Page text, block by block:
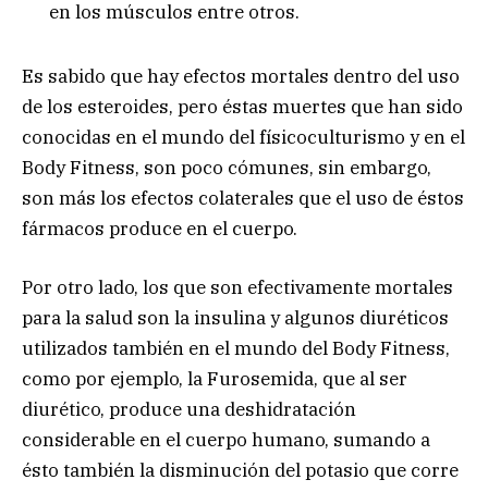
en los músculos entre otros.
Es sabido que hay efectos mortales dentro del uso
de los esteroides, pero éstas muertes que han sido
conocidas en el mundo del físicoculturismo y en el
Body Fitness, son poco cómunes, sin embargo,
son más los efectos colaterales que el uso de éstos
fármacos produce en el cuerpo.
Por otro lado, los que son efectivamente mortales
para la salud son la insulina y algunos diuréticos
utilizados también en el mundo del Body Fitness,
como por ejemplo, la Furosemida, que al ser
diurético, produce una deshidratación
considerable en el cuerpo humano, sumando a
ésto también la disminución del potasio que corre